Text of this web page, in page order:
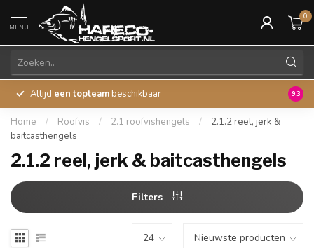
MENU
0
Altijd een topteam beschikbaar 45
9.3
Home / Roofvis / 2.1 roofvishengels /
2.1.2 reel, jerk &
baitcasthengels
2.1.2 reel, jerk & baitcasthengels
Filters